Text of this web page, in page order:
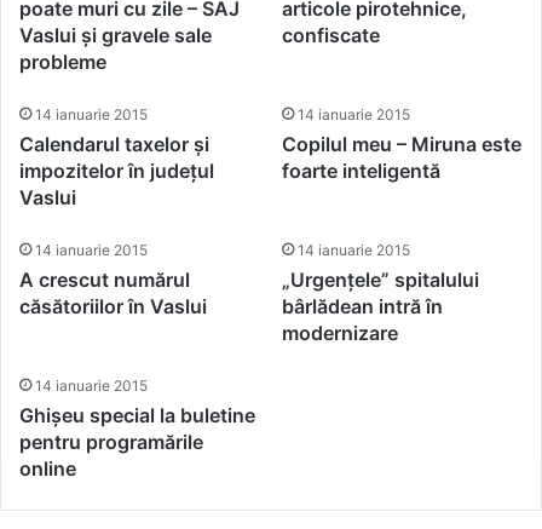
poate muri cu zile – SAJ
Vaslui și gravele sale
probleme
articole pirotehnice,
confiscate
14 ianuarie 2015
Calendarul taxelor și
impozitelor în județul
Vaslui
14 ianuarie 2015
Copilul meu – Miruna este
foarte inteligentă
14 ianuarie 2015
A crescut numărul
căsătoriilor în Vaslui
14 ianuarie 2015
„Urgențele” spitalului
bârlădean intră în
modernizare
14 ianuarie 2015
Ghișeu special la buletine
pentru programările
online